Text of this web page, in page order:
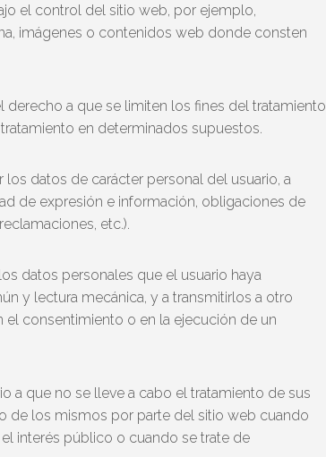
el control del sitio web, por ejemplo,
imágenes o contenidos web donde consten
derecho a que se limiten los fines del tratamiento
en determinados supuestos.
los datos de carácter personal del usuario, a
de expresión e información, obligaciones de
etc.).
datos personales que el usuario haya
y lectura mecánica, y a transmitirlos a otro
consentimiento o en la ejecución de un
a que no se lleve a cabo el tratamiento de sus
de los mismos por parte del sitio web cuando
interés público o cuando se trate de